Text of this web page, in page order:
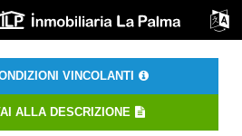
La PalmaVINCOLANTI
ALLA DESCRIZIONE